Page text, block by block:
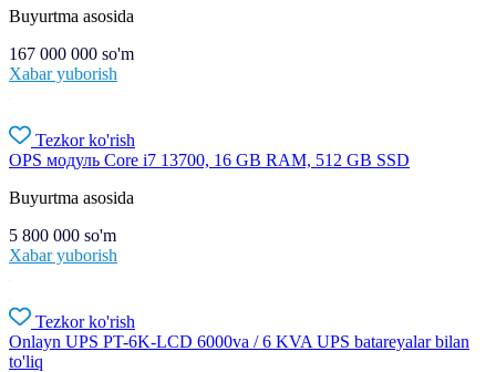
Buyurtma asosida
167 000 000 so'm
Xabar yuborish
Tezkor ko'rish
OPS модуль Core i7 13700, 16 GB RAM, 512 GB SSD
Buyurtma asosida
5 800 000 so'm
Xabar yuborish
Tezkor ko'rish
Onlayn UPS PT-6K-LCD 6000va / 6 KVA UPS batareyalar bilan
to'liq